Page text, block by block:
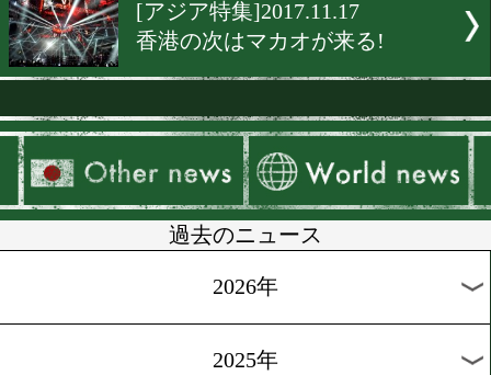
[原功コラム]2017.12.27
比嘉が挑む見えざる三つの
[木村悠の突撃ミット
絶対にマネしないで下さい
紘人は和製ロマゴン
リングで殺気を感じた相手